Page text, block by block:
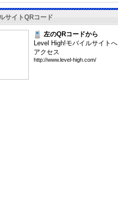
サイトQRコード
左のQRコードから
Level High!モバイルサイトへ
アクセス
http://www.level-high.com/